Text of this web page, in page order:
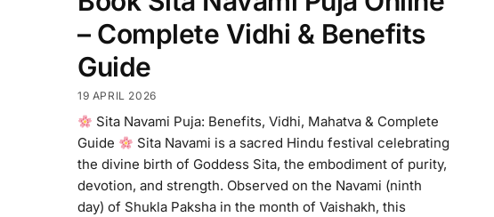
– Complete Vidhi & Benefits
Guide
19 APRIL 2026
Sita Navami Puja: Benefits, Vidhi, Mahatva & Complete
Guide
Sita Navami is a sacred Hindu festival celebrating
the divine birth of Goddess Sita, the embodiment of purity,
devotion, and strength. Observed on the Navami (ninth
day) of Shukla Paksha in the month of Vaishakh, this